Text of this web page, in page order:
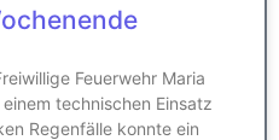
Feuerwehr Maria
technischen Einsatz
Regenfälle konnte ein